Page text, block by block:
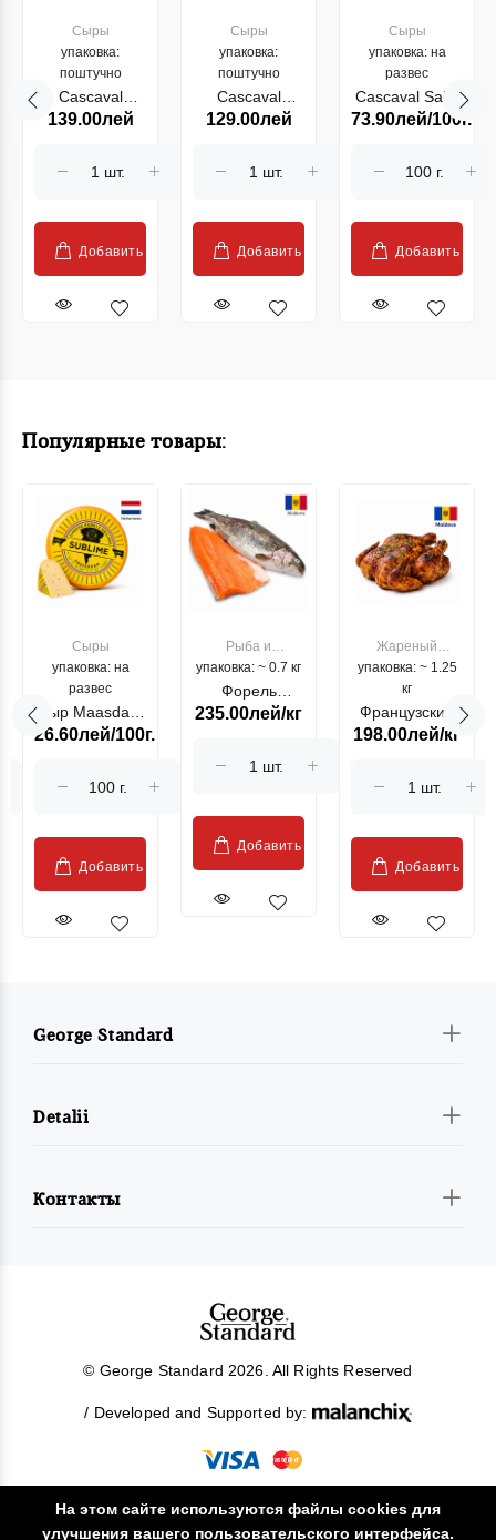
Сыры
упаковка:
поштучно
Cascaval
ROULE
TRANCHE
125g (21910)
139.00лей
Добавить
Сыры
упаковка:
поштучно
Cascaval
ROULE MINI
HERBE RIANS
129.00лей
Добавить
Сыры
упаковка: на
развес
Cascaval Saint
Agur (21062)
73.90лей/100г.
Добавить
Популярные товары:
Сыры
упаковка: на
развес
Сыр Maasdam
Sublime Cow
26.60лей/100г.
Добавить
Рыба и
морепродукты
упаковка: ~ 0.7 кг
Форель
лососевая
Moldovenesc"
235.00лей/кг
Добавить
Жареный
цыпленок
упаковка: ~ 1.25
кг
Французский
гриль, кг
198.00лей/кг
Добавить
George Standard
Detalii
Контакты
© George Standard 2026. All Rights Reserved
/ Developed and Supported by:
!
На этом сайте используются файлы cookies для
улучшения вашего пользовательского интерфейса.